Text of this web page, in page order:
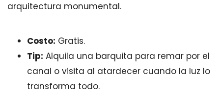
arquitectura monumental.
Costo: Gratis.
Tip: Alquila una barquita para remar por el
canal o visita al atardecer cuando la luz lo
transforma todo.